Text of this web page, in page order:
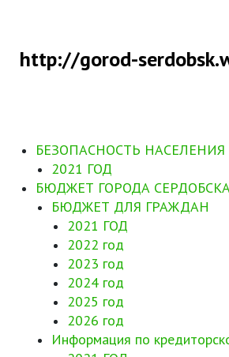
http://gorod-
БЕЗОПАСНОСТЬ НАСЕЛЕНИЯ
2021 ГОД
БЮДЖЕТ ГОРОДА
БЮДЖЕТ ДЛЯ ГРАЖДАН
2021 ГОД
2022 год
2023 год
2024 год
2025 год
2026 год
Информация по